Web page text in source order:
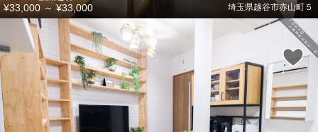
埼玉県越谷市赤山町５
¥33,000～ ¥33,000